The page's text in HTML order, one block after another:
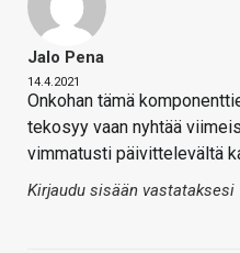
Jalo Pena
14.4.2021
Onkohan tämä
tekosyy vaan nyhtää
vimmatusti päivittelevältä
Kirjaudu sisään vastataksesi